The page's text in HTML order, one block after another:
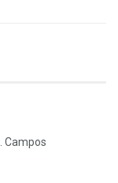
Campos